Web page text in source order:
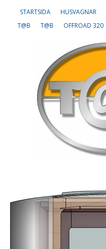
STARTSIDA HUSVAGNAR
T@B
T@B OFFROAD 320